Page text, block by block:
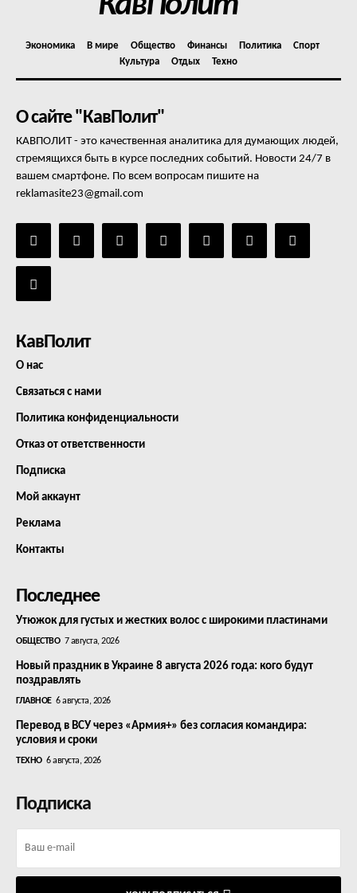
Экономика В мире Общество Финансы Политика
Спорт
Культура
Отдых Техно
О сайте "КавПолит"
КАВПОЛИТ - это качественная аналитика для думающих людей,
стремящихся быть в курсе последних событий. Новости 24/7 в
вашем смартфоне. По всем вопросам пишите на
reklamasite23@gmail.com
КавПолит
О нас
Связаться с нами
Политика конфиденциальности
Отказ от ответственности
Подписка
Мой аккаунт
Реклама
Контакты
Последнее
Утюжок для густых и жестких волос с широкими пластинами
ОБЩЕСТВО 7 августа, 2026
Новый праздник в Украине 8 августа 2026 года: кого будут
поздравлять
ГЛАВНОЕ 6 августа, 2026
Перевод в ВСУ через «Армия+» без согласия командира:
условия и сроки
ТЕХНО 6 августа, 2026
Подписка